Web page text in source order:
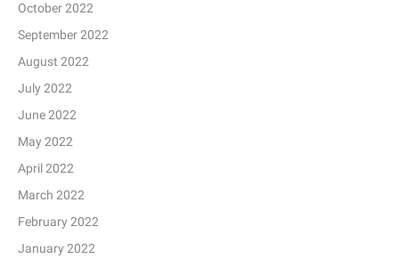
October 2022
September 2022
August 2022
July 2022
June 2022
May 2022
April 2022
March 2022
February 2022
January 2022